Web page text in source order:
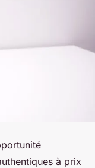
à prix